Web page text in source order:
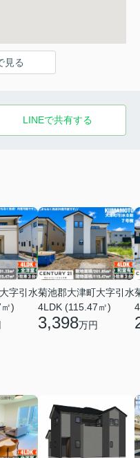
見る
LINEで共有する
字引水
)
菊池郡大津町大字引水
4LDK (115.47㎡)
3,398万円